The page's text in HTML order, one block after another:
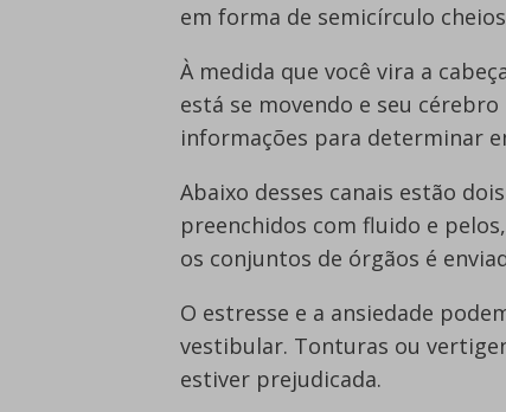
em forma de semicírculo
À medida que você vira a
está se movendo e seu
informações para determinar
Abaixo desses canais estão
preenchidos com fluido e
os conjuntos de órgãos é
O estresse e a ansiedade
vestibular. Tonturas ou
estiver prejudicada.